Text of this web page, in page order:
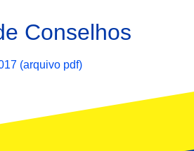
Conselhos
(arquivo pdf)